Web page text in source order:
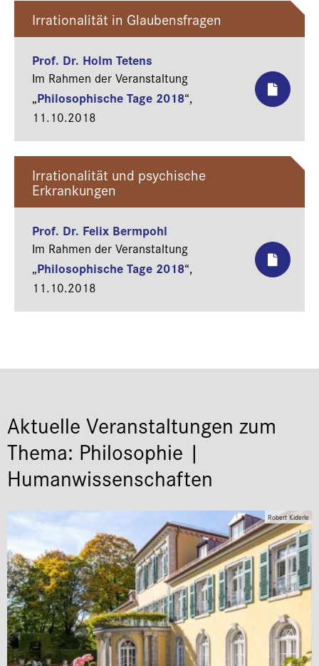
Irrationalität in Glaubensfragen
Prof. Dr. Holm Tetens
Im Rahmen der Veranstaltung
„Philosophische Tage 2018“,
11.10.2018
Irrationalität und psychische
Erkrankungen
Prof. Dr. Felix Bermpohl
Im Rahmen der Veranstaltung
„Philosophische Tage 2018“,
11.10.2018
Aktuelle Veranstaltungen zum
Thema: Philosophie |
Humanwissenschaften
Robert Kiderle